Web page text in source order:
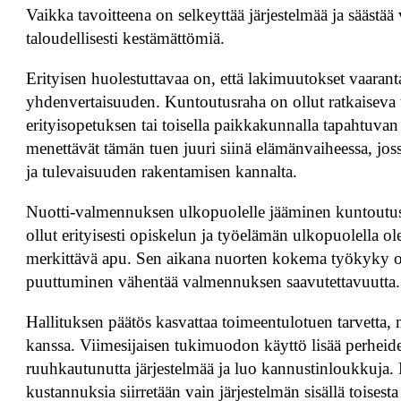
Vaikka tavoitteena on selkeyttää järjestelmää ja
taloudellisesti kestämättömiä.
Erityisen huolestuttavaa on, että lakimuutokset
yhdenvertaisuuden. Kuntoutusraha on ollut
erityisopetuksen tai toisella paikkakunnalla
menettävät tämän tuen juuri siinä elämänvaiheessa,
ja tulevaisuuden rakentamisen kannalta.
Nuotti-valmennuksen ulkopuolelle jääminen
ollut erityisesti opiskelun ja työelämän ulkopuolella
merkittävä apu. Sen aikana nuorten kokema työkyky
puuttuminen vähentää valmennuksen saavutettavuutta.
Hallituksen päätös kasvattaa toimeentulotuen
kanssa. Viimesijaisen tukimuodon käyttö lisää
ruuhkautunutta järjestelmää ja luo
kustannuksia siirretään vain järjestelmän sisällä